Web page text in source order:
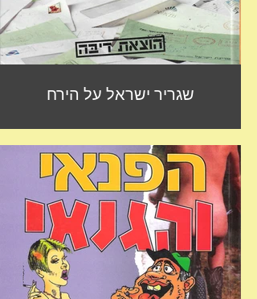
שגריר ישראל על הירח